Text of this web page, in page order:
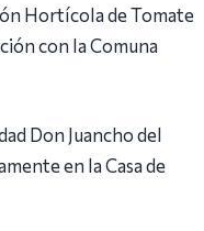
Hortícola de Tomate
con la Comuna
Don Juancho del
en la Casa de